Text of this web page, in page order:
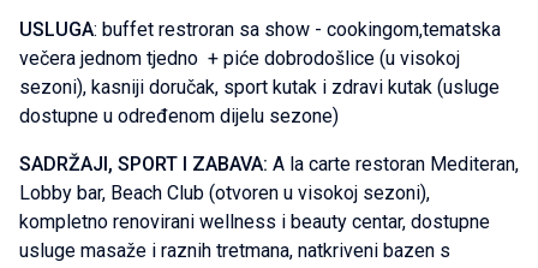
USLUGA: buffet restroran sa show - cookingom,tematska
večera jednom tjedno + piće dobrodošlice (u visokoj
sezoni), kasniji doručak, sport kutak i zdravi kutak (usluge
dostupne u određenom dijelu sezone)
SADRŽAJI, SPORT I ZABAVA: A la carte restoran Mediteran,
Lobby bar, Beach Club (otvoren u visokoj sezoni),
kompletno renovirani wellness i beauty centar, dostupne
usluge masaže i raznih tretmana, natkriveni bazen s